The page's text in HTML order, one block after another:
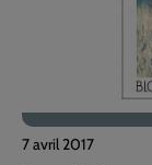
7 avril 2017